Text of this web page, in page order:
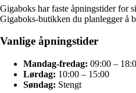
Gigaboks har faste åpningstider for
Gigaboks-butikken du planlegger å
Vanlige åpningstider
Mandag-fredag: 09:00 –
Lørdag: 10:00 – 15:00
Søndag: Stengt